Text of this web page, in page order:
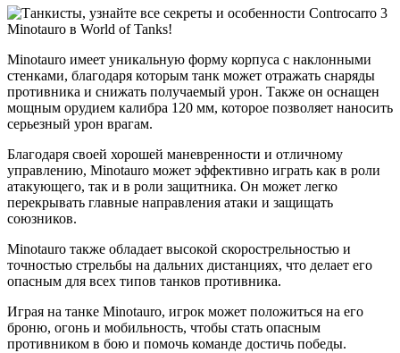
Minotauro имеет уникальную форму корпуса с наклонными
стенками, благодаря которым танк может отражать снаряды
противника и снижать получаемый урон. Также он оснащен
мощным орудием калибра 120 мм, которое позволяет наносить
серьезный урон врагам.
Благодаря своей хорошей маневренности и отличному
управлению, Minotauro может эффективно играть как в роли
атакующего, так и в роли защитника. Он может легко
перекрывать главные направления атаки и защищать
союзников.
Minotauro также обладает высокой скорострельностью и
точностью стрельбы на дальних дистанциях, что делает его
опасным для всех типов танков противника.
Играя на танке Minotauro, игрок может положиться на его
броню, огонь и мобильность, чтобы стать опасным
противником в бою и помочь команде достичь победы.